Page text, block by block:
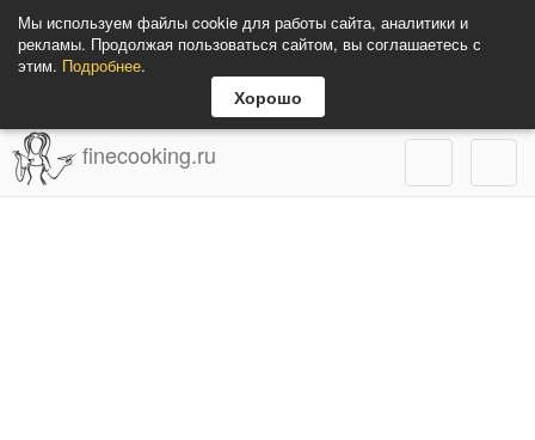
Мы используем файлы cookie для работы сайта, аналитики и
рекламы. Продолжая пользоваться сайтом, вы соглашаетесь с
этим. Подробнее.
Хорошо
finecooking.ru